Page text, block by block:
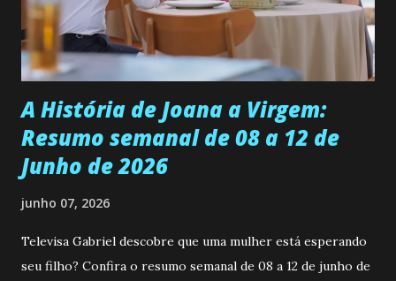
empática. Detesta injustiças e é uma ótima amiga. Pode ser
teimosa e muito persistente quando decide fazer algo.
Durante um exame ginecológico, ela é inseminada por eng...
A História de Joana a Virgem:
Resumo semanal de 08 a 12 de
Junho de 2026
junho 07, 2026
Televisa Gabriel descobre que uma mulher está esperando
seu filho? Confira o resumo semanal de 08 a 12 de junho de